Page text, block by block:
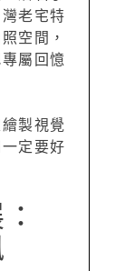
老宅特
空間，
屬回憶
製視覺
定要好